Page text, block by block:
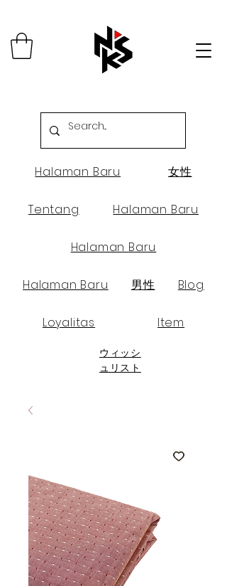
Halaman Baru 女性
Tentang Halaman Baru
Halaman Baru
Halaman Baru 男性 Blog
Loyalitas Item
ウィッシ
ュリスト